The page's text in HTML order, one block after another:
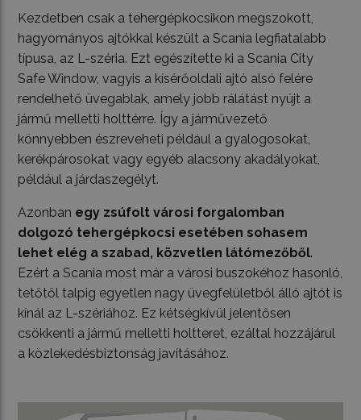
Kezdetben csak a tehergépkocsikon megszokott,
hagyományos ajtókkal készült a Scania legfiatalabb
típusa, az L-széria. Ezt egészítette ki a Scania City
Safe Window, vagyis a kísérőoldali ajtó alsó felére
rendelhető üvegablak, amely jobb rálátást nyújt a
jármű melletti holttérre. Így a járművezető
könnyebben észreveheti például a gyalogosokat,
kerékpárosokat vagy egyéb alacsony akadályokat,
például a járdaszegélyt.
Azonban egy zsúfolt városi forgalomban
dolgozó tehergépkocsi esetében sohasem
lehet elég a szabad, közvetlen látómezőből.
Ezért a Scania most már a városi buszokéhoz hasonló,
tetőtől talpig egyetlen nagy üvegfelületből álló ajtót is
kínál az L-szériához. Ez kétségkívül jelentősen
csökkenti a jármű melletti holtteret, ezáltal hozzájárul
a közlekedésbiztonság javításához.